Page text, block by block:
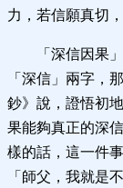
力，若信願真切
「深信因果
「深信」兩字，
鈔》說，證悟初
果能夠真正的深
樣的話，這一件
「師父，我就是